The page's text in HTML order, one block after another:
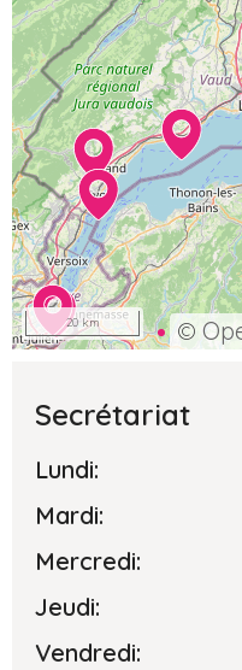
©
20 km
Secrétariat
Lundi:
Mardi:
Mercredi:
Jeudi:
Vendredi: